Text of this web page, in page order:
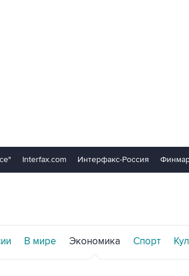
Interfax.com Интерфакс-Россия
В мире Экономика Спорт